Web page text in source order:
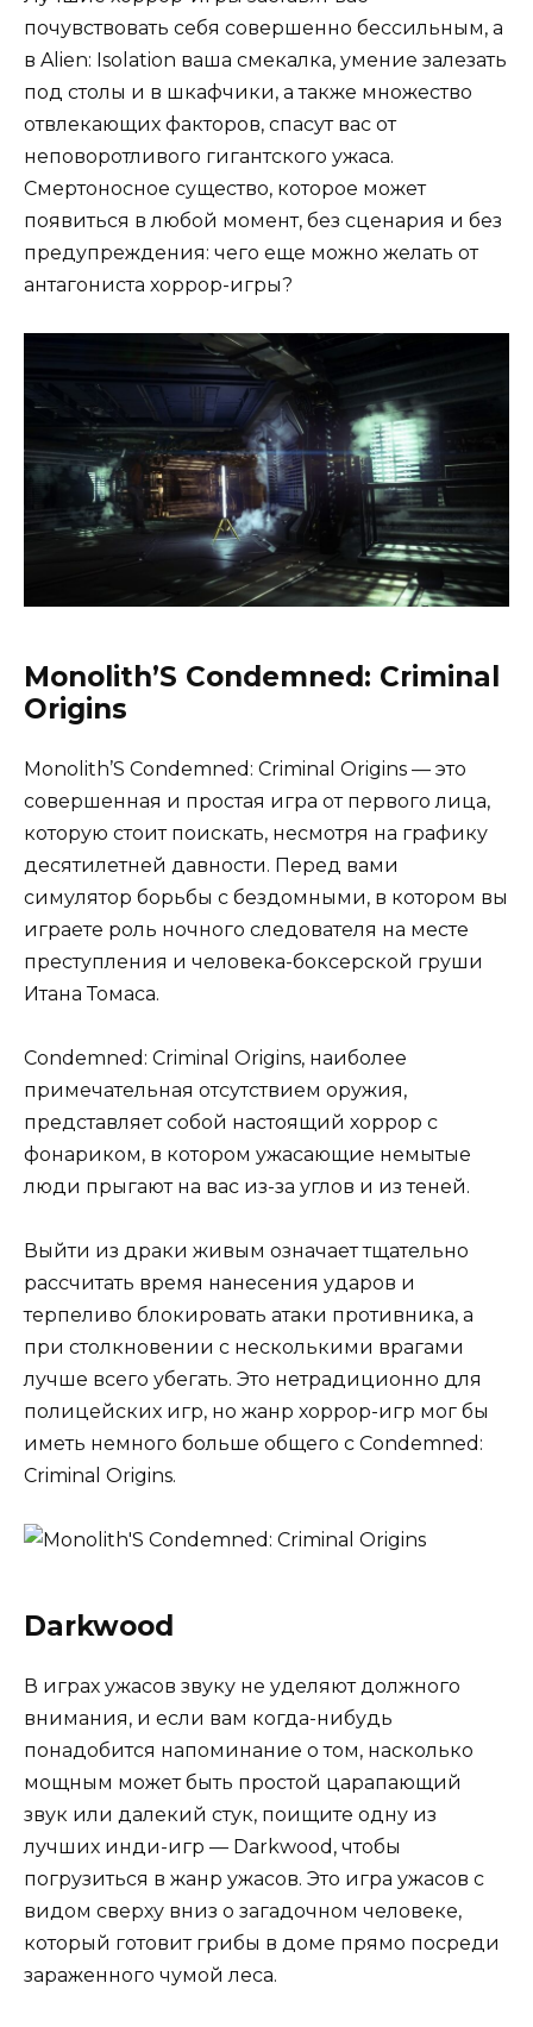
почувствовать себя совершенно бессильным, а
в Alien: Isolation ваша смекалка, умение залезать
под столы и в шкафчики, а также множество
отвлекающих факторов, спасут вас от
неповоротливого гигантского ужаса.
Смертоносное существо, которое может
появиться в любой момент, без сценария и без
предупреждения: чего еще можно желать от
антагониста хоррор-игры?
Monolith’S Condemned: Criminal
Origins
Monolith’S Condemned: Criminal Origins — это
совершенная и простая игра от первого лица,
которую стоит поискать, несмотря на графику
десятилетней давности. Перед вами
симулятор борьбы с бездомными, в котором вы
играете роль ночного следователя на месте
преступления и человека-боксерской груши
Итана Томаса.
Condemned: Criminal Origins, наиболее
примечательная отсутствием оружия,
представляет собой настоящий хоррор с
фонариком, в котором ужасающие немытые
люди прыгают на вас из-за углов и из теней.
Выйти из драки живым означает тщательно
рассчитать время нанесения ударов и
терпеливо блокировать атаки противника, а
при столкновении с несколькими врагами
лучше всего убегать. Это нетрадиционно для
полицейских игр, но жанр хоррор-игр мог бы
иметь немного больше общего с Condemned:
Criminal Origins.
Darkwood
В играх ужасов звуку не уделяют должного
внимания, и если вам когда-нибудь
понадобится напоминание о том, насколько
мощным может быть простой царапающий
звук или далекий стук, поищите одну из
лучших инди-игр — Darkwood, чтобы
погрузиться в жанр ужасов. Это игра ужасов с
видом сверху вниз о загадочном человеке,
который готовит грибы в доме прямо посреди
зараженного чумой леса.